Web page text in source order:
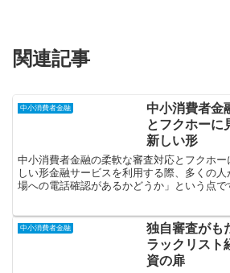
関連記事
中小消費者金融
中小消費者金
とフクホーに
新しい形
中小消費者金融の柔軟な審査対応とフクホ
しい形金融サービスを利用する際、多くの
場への電話確認があるかどうか」という点で
バシーに関わる問題であり、特に借入を周囲
中小消費者金融
独自審査がも
ラックリスト
資の扉